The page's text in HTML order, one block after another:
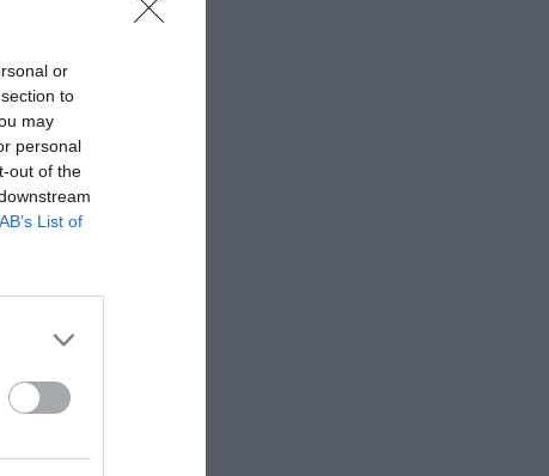
or
to
may
personal
out of the
List of